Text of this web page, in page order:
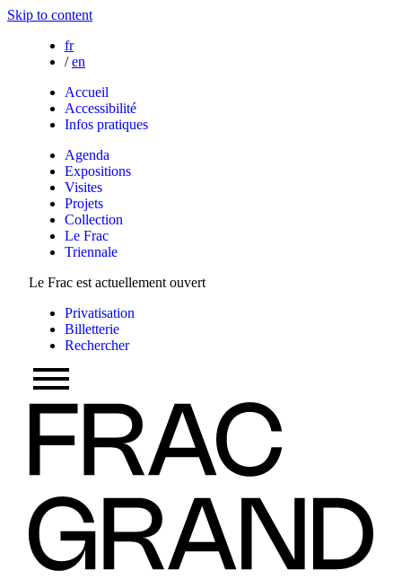
Skip to content
fr
/ en
Accueil
Accessibilité
Infos pratiques
Agenda
Expositions
Visites
Projets
Collection
Le Frac
Triennale
Le Frac est actuellement ouvert
Privatisation
Billetterie
Rechercher